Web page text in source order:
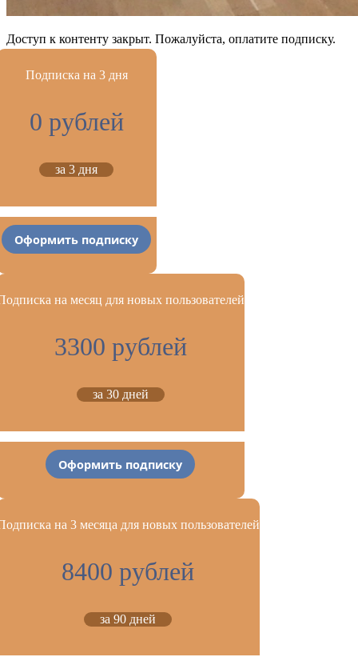
Доступ к контенту закрыт. Пожалуйста, оплатите подписку.
Подписка на 3 дня
0 рублей
за 3 дня
Оформить подписку
на месяц для новых пользователей
3300 рублей
за 30 дней
Оформить подписку
на 3 месяца для новых пользователей
8400 рублей
за 90 дней